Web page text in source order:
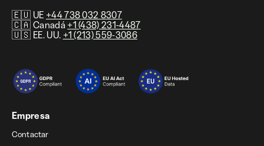
🇪🇺 UE +44 738 032 8307
🇨🇦 Canadá +1 (438) 231-4487
🇺🇸 EE. UU. +1 (213) 559-3086
Empresa
Contactar